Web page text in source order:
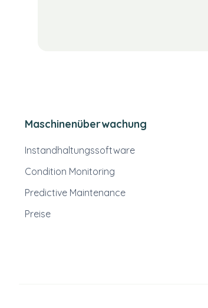
Maschinenüberwachung
Instandhaltungssoftware
Condition Monitoring
Predictive Maintenance
Preise